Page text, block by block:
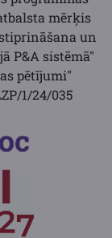
mērķis
un
P&A sistēmā"
pētījumi"
1/24/035